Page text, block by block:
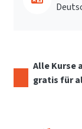
Alle Kurse
gratis für